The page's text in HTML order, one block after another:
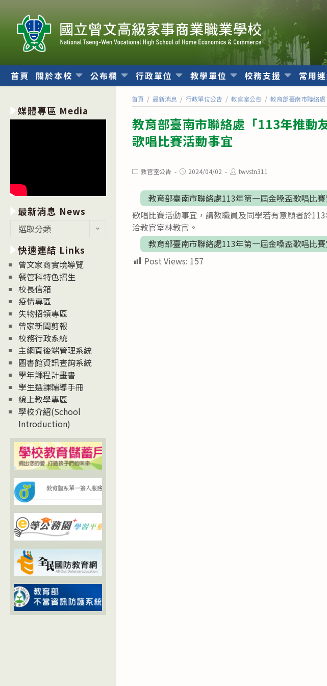
內
首頁 關於本校 公布欄 行政單位 教學單位 校務支援 常用
首頁 / 最新消息 / 行政單位公告 / 教官室公告 / 教育部臺南市聯絡
教育部臺南市聯絡處「113年推動
歌唱比賽活動事宜
Post教官室公告
Post2024/04/02
Posttwvstn311
教育部臺南市聯絡處113年第一屆金嗓盃歌唱比
歌唱比賽活動事宜，請教職員及同學若有意願者於
洽教官室林教官。
教育部臺南市聯絡處113年第一屆金嗓盃歌唱比
Post Views: 157
媒體專區 Media
最新消息 News
消
息
News
選取分類
快速連結 Links
曾文家商實境導覽
餐管科特色招生
校長信箱
疫情專區
失物招領專區
曾家新聞剪報
校務行政系統
主網頁後端管理系統
圖書館資訊查詢系統
學年課程計畫書
學生選課輔導手冊
線上教學專區
學校介紹(School
Introduction)